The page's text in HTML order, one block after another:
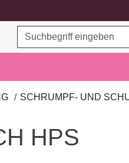
Suchbegriff
SCHRUMPF- UND
HPS